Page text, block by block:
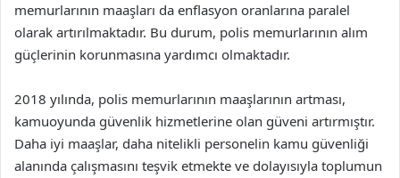
memurlarının maaşları da enflasyon oranlarına paralel
olarak artırılmaktadır. Bu durum, polis memurlarının alım
güçlerinin korunmasına yardımcı olmaktadır.
2018 yılında, polis memurlarının maaşlarının artması,
kamuoyunda güvenlik hizmetlerine olan güveni artırmıştır.
Daha iyi maaşlar, daha nitelikli personelin kamu güvenliği
alanında çalışmasını teşvik etmekte ve dolayısıyla toplumun